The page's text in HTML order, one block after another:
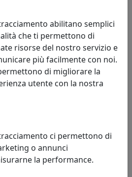
CON TOP IN METALLO CT01040M-03
abilitano semplici
che ti permettono di
risorse del nostro servizio e
più facilmente con noi.
di migliorare la
utente con la nostra
ci permettono di
o annunci
la performance.